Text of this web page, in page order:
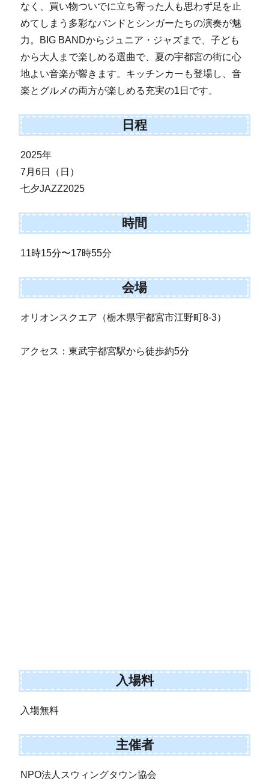
なく、買い物ついでに立ち寄った人も思わず足を止
めてしまう多彩なバンドとシンガーたちの演奏が魅
力。BIG BANDからジュニア・ジャズまで、子ども
から大人まで楽しめる選曲で、夏の宇都宮の街に心
地よい音楽が響きます。キッチンカーも登場し、音
楽とグルメの両方が楽しめる充実の1日です。
日程
2025年
7月6日（日）
七夕JAZZ2025
時間
11時15分〜17時55分
会場
オリオンスクエア（栃木県宇都宮市江野町8-3）
アクセス：東武宇都宮駅から徒歩約5分
入場料
入場無料
主催者
NPO法人スウィングタウン協会